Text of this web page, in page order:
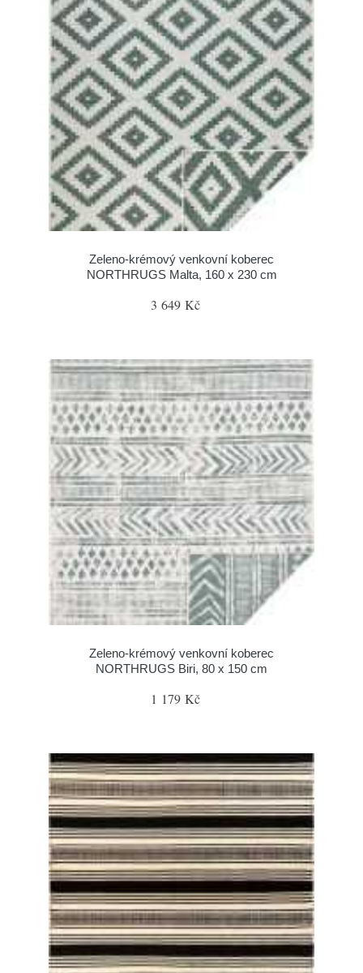
Zeleno-krémový venkovní koberec
NORTHRUGS Malta, 160 x 230 cm
3 649 Kč
Zeleno-krémový venkovní koberec
NORTHRUGS Biri, 80 x 150 cm
1 179 Kč